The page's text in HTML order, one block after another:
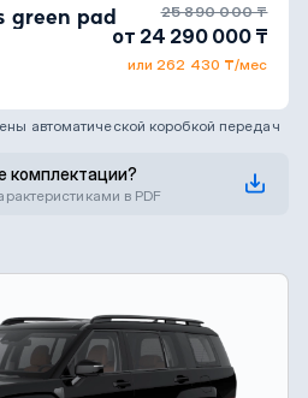
green pad 25 890 000 ₸
от 24 290 000 ₸
или 262 430 ₸/мес
автоматической коробкой передач
комплектации?
в PDF